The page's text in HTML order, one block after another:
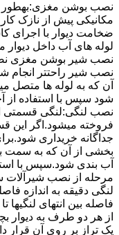
نصب بوشن مغزی:بهطور
مکانیکی پیش از نازک
ضخامت دیوار با اجرای
لوله های آب داخل دیوار
نصب شیر بوشن مغزی نصب
نصب شیر راحتتر انجام
آن که به لوله ها متصل
شود سپس با استفاده
نصب لنگی:لنگی قسمتی
فروخته میشود.اگر این
جداگانه خریداری
بخشی از آن که به سمت
آب بندی شود.سپس با
مرحله از نصب شیرآلات
لنگی دقیقه به اندازه
فاصله بین انتهای لنگیها
از هر دو طرف به دیوار
یک تراز بر روی آن قرار